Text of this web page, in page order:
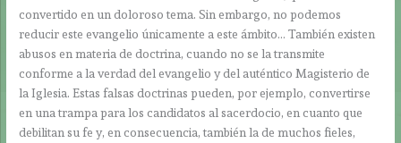
convertido en un doloroso tema. Sin embargo, no podemos
reducir este evangelio únicamente a este ámbito… También existen
abusos en materia de doctrina, cuando no se la transmite
conforme a la verdad del evangelio y del auténtico Magisterio de
la Iglesia. Estas falsas doctrinas pueden, por ejemplo, convertirse
en una trampa para los candidatos al sacerdocio, en cuanto que
debilitan su fe y, en consecuencia, también la de muchos fieles,